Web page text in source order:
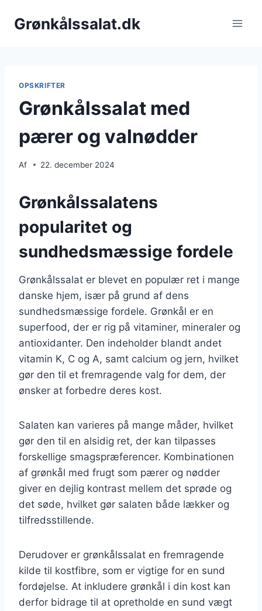
Grønkålssalat.dk
OPSKRIFTER
Grønkålssalat med
pærer og valnødder
Af 22. december 2024
Grønkålssalatens
popularitet og
sundhedsmæssige fordele
Grønkålssalat er blevet en populær ret i mange
danske hjem, især på grund af dens
sundhedsmæssige fordele. Grønkål er en
superfood, der er rig på vitaminer, mineraler og
antioxidanter. Den indeholder blandt andet
vitamin K, C og A, samt calcium og jern, hvilket
gør den til et fremragende valg for dem, der
ønsker at forbedre deres kost.
Salaten kan varieres på mange måder, hvilket
gør den til en alsidig ret, der kan tilpasses
forskellige smagspræferencer. Kombinationen
af grønkål med frugt som pærer og nødder
giver en dejlig kontrast mellem det sprøde og
det søde, hvilket gør salaten både lækker og
tilfredsstillende.
Derudover er grønkålssalat en fremragende
kilde til kostfibre, som er vigtige for en sund
fordøjelse. At inkludere grønkål i din kost kan
derfor bidrage til at opretholde en sund vægt